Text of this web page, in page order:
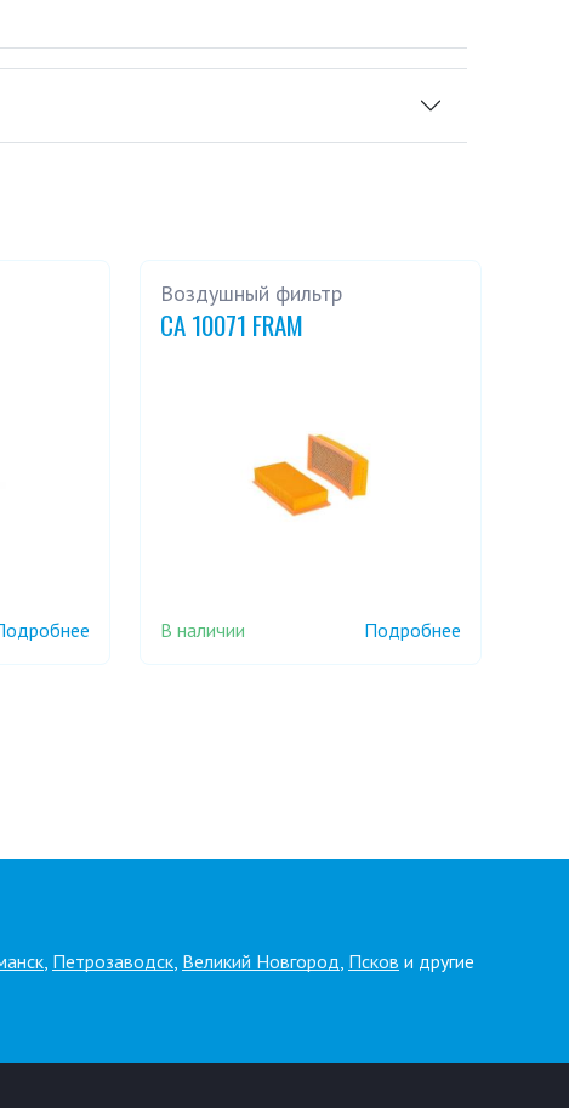
Воздушный фильтр
CA 10071 FRAM
В наличии Подробнее
, Петрозаводск, Великий Новгород, Псков и другие